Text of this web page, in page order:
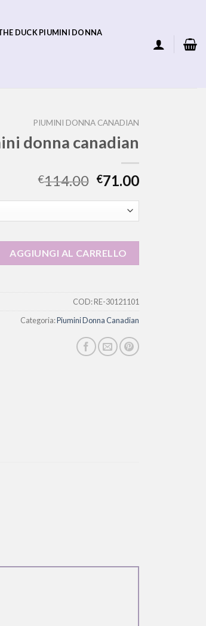
DUCK PIUMINI DONNA
PIUMINI DONNA CANADIAN
donna canadian
€114.00 €71.00
AGGIUNGI AL CARRELLO
COD:RE-30121101
Categoria:Piumini Donna Canadian